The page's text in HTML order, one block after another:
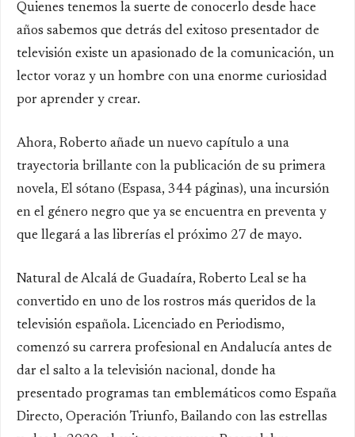
Quienes tenemos la suerte de conocerlo desde hace
años sabemos que detrás del exitoso presentador de
televisión existe un apasionado de la comunicación, un
lector voraz y un hombre con una enorme curiosidad
por aprender y crear.
Ahora, Roberto añade un nuevo capítulo a una
trayectoria brillante con la publicación de su primera
novela, El sótano (Espasa, 344 páginas), una incursión
en el género negro que ya se encuentra en preventa y
que llegará a las librerías el próximo 27 de mayo.
Natural de Alcalá de Guadaíra, Roberto Leal se ha
convertido en uno de los rostros más queridos de la
televisión española. Licenciado en Periodismo,
comenzó su carrera profesional en Andalucía antes de
dar el salto a la televisión nacional, donde ha
presentado programas tan emblemáticos como España
Directo, Operación Triunfo, Bailando con las estrellas